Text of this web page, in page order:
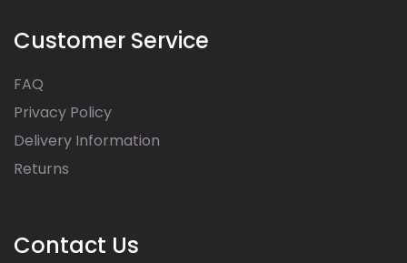
Customer Service
FAQ
Privacy Policy
Delivery Information
Returns
Contact Us